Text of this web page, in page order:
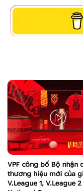
VPF công bố Bộ nhận
thương hiệu mới của
V.League 1, V.League